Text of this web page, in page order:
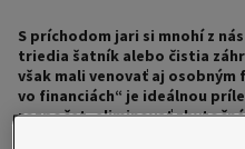
S príchodom jari si mnohí z
triedia šatník alebo čistia
však mali venovať aj
vo financiách“ je ideálnou
rozpočet, eliminovať